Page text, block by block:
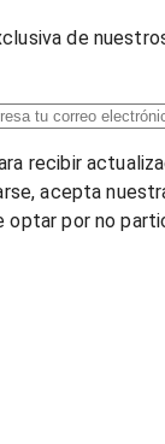
de
recibir
acepta
optar por no